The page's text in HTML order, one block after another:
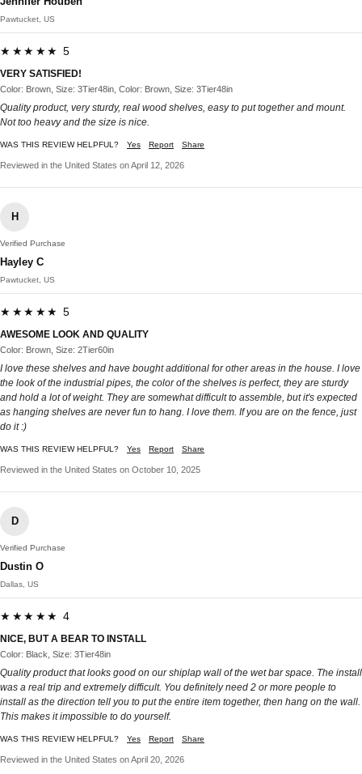
Pawtucket, US
★★★★★ 5
VERY SATISFIED!
Color: Brown, Size: 3Tier48in, Color: Brown, Size: 3Tier48in
Quality product, very sturdy, real wood shelves, easy to put together and mount.
Not too heavy and the size is nice.
WAS THIS REVIEW HELPFUL? Yes Report Share
Reviewed in the United States on April 12, 2026
H
Verified Purchase
Hayley C
Pawtucket, US
★★★★★ 5
AWESOME LOOK AND QUALITY
Color: Brown, Size: 2Tier60in
I love these shelves and have bought additional for other areas in the house. I love
the look of the industrial pipes, the color of the shelves is perfect, they are sturdy
and hold a lot of weight. They are somewhat difficult to assemble, but it's expected
as hanging shelves are never fun to hang. I love them. If you are on the fence, just
do it :)
WAS THIS REVIEW HELPFUL? Yes Report Share
Reviewed in the United States on October 10, 2025
D
Verified Purchase
Dustin O
Dallas, US
★★★★★ 4
NICE, BUT A BEAR TO INSTALL
Color: Black, Size: 3Tier48in
Quality product that looks good on our shiplap wall of the wet bar space. The install
was a real trip and extremely difficult. You definitely need 2 or more people to
install as the direction tell you to put the entire item together, then hang on the wall.
This makes it impossible to do yourself.
WAS THIS REVIEW HELPFUL? Yes Report Share
Reviewed in the United States on April 20, 2026